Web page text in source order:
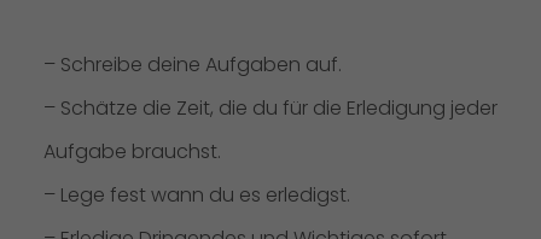
– Schreibe deine Aufgaben auf.
– Schätze die Zeit, die du für die Erledigung jeder
Aufgabe brauchst.
– Lege fest wann du es erledigst.